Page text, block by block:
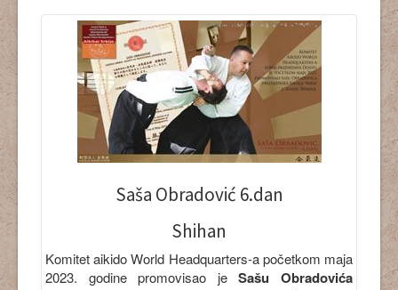
Saša Obradović 6.dan
Shihan
Komitet aikido World Headquarters-a početkom maja
2023. godine promovisao jeSašu Obradovića